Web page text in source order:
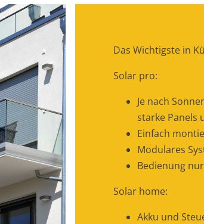
Das Wichtigste in
Solar pro:
Je nach
starke Panels
Einfach
Modulares
Bedienung
Solar home:
Akku und